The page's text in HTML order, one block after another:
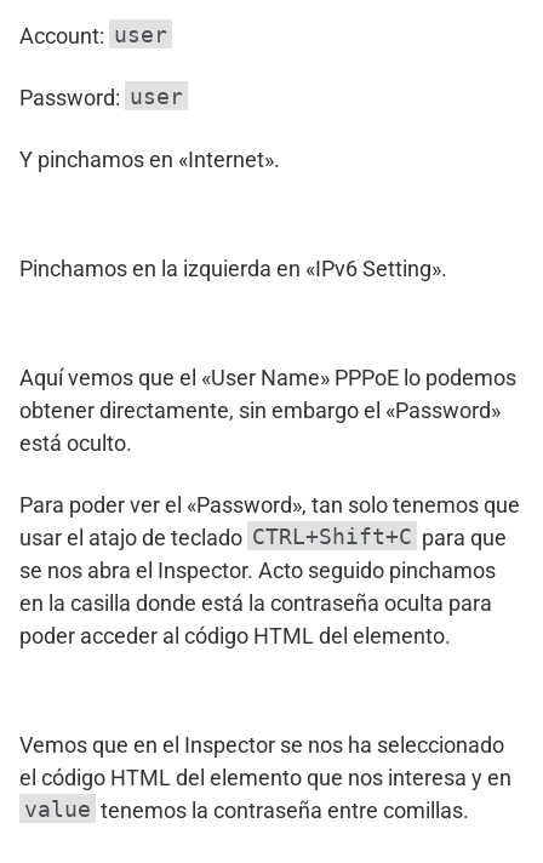
Account: user
Password: user
Y pinchamos en «Internet».
Pinchamos en la izquierda en «IPv6 Setting».
Aquí vemos que el «User Name» PPPoE lo podemos
obtener directamente, sin embargo el «Password»
está oculto.
Para poder ver el «Password», tan solo tenemos que
usar el atajo de teclado CTRL+Shift+C para que
se nos abra el Inspector. Acto seguido pinchamos
en la casilla donde está la contraseña oculta para
poder acceder al código HTML del elemento.
Vemos que en el Inspector se nos ha seleccionado
el código HTML del elemento que nos interesa y en
value tenemos la contraseña entre comillas.